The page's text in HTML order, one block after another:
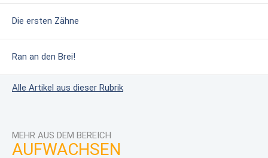
Die ersten Zähne
Ran an den Brei!
Alle Artikel aus dieser Rubrik
MEHR AUS DEM BEREICH
AUFWACHSEN